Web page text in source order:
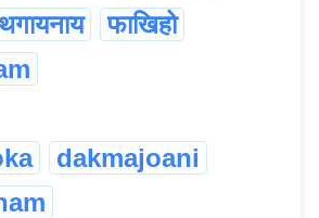
थगायनाय फाखिहो
dakmajoani